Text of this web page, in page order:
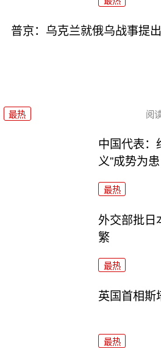
普京：乌克兰就俄乌战事提
最热 阅
中国代表：
义”成势为患
最热
外交部批日
繁
最热
英国首相斯
最热